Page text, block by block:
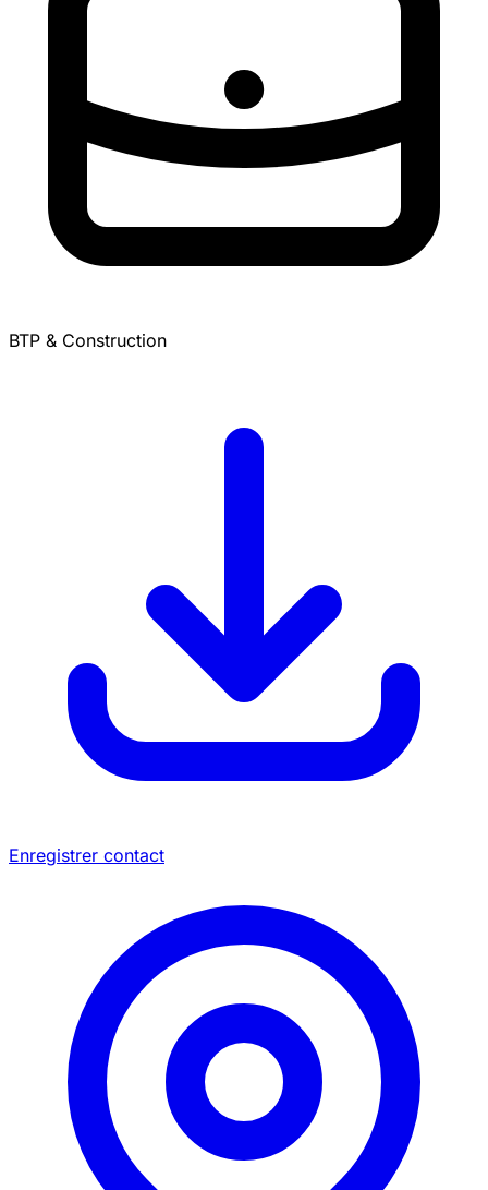
BTP & Construction
Enregistrer contact